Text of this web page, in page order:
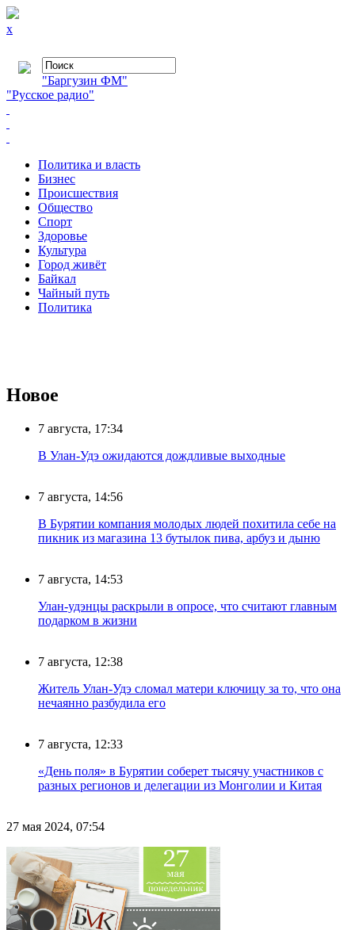
x
"Баргузин ФМ"
"Русское радио"
Политика и власть
Бизнес
Происшествия
Общество
Cпорт
Здоровье
Культура
Город живёт
Байкал
Чайный путь
Политика
Новое
7 августа, 17:34
В Улан-Удэ ожидаются дождливые выходные
7 августа, 14:56
В Бурятии компания молодых людей похитила себе на
пикник из магазина 13 бутылок пива, арбуз и дыню
7 августа, 14:53
Улан-удэнцы раскрыли в опросе, что считают главным
подарком в жизни
7 августа, 12:38
Житель Улан-Удэ сломал матери ключицу за то, что она
нечаянно разбудила его
7 августа, 12:33
«День поля» в Бурятии соберет тысячу участников с
разных регионов и делегации из Монголии и Китая
27 мая 2024, 07:54